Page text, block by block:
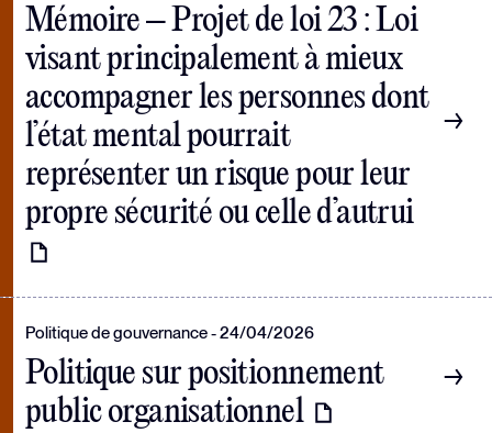
Mémoire – Projet de loi 23 : Loi
visant principalement à mieux
accompagner les personnes dont
l’état mental pourrait
représenter un risque pour leur
propre sécurité ou celle d’autrui
Politique de gouvernance 24/04/2026
Politique sur positionnement
public organisationnel